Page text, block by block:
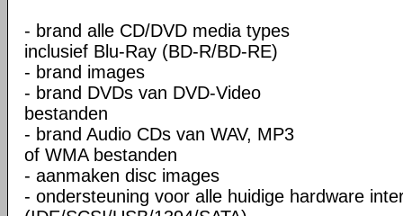
- brand alle CD/DVD media types
inclusief Blu-Ray (BD-R/BD-RE)
- brand images
- brand DVDs van DVD-Video
bestanden
- brand Audio CDs van WAV, MP3
of WMA bestanden
- aanmaken disc images
- ondersteuning voor alle huidige hardware